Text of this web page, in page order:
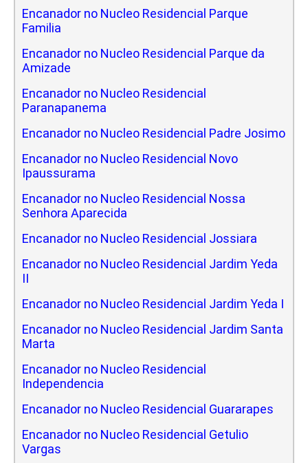
Encanador no Nucleo Residencial Parque
Familia
Encanador no Nucleo Residencial Parque da
Amizade
Encanador no Nucleo Residencial
Paranapanema
Encanador no Nucleo Residencial Padre Josimo
Encanador no Nucleo Residencial Novo
Ipaussurama
Encanador no Nucleo Residencial Nossa
Senhora Aparecida
Encanador no Nucleo Residencial Jossiara
Encanador no Nucleo Residencial Jardim Yeda
II
Encanador no Nucleo Residencial Jardim Yeda I
Encanador no Nucleo Residencial Jardim Santa
Marta
Encanador no Nucleo Residencial
Independencia
Encanador no Nucleo Residencial Guararapes
Encanador no Nucleo Residencial Getulio
Vargas